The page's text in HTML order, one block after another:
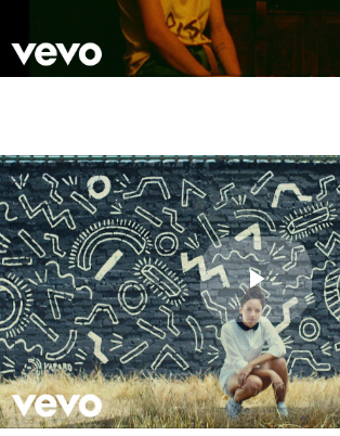
Video
Play
Video